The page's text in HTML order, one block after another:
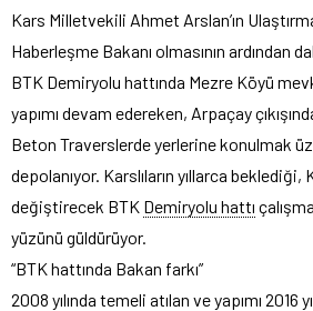
Kars Milletvekili Ahmet Arslan’ın
Haberleşme Bakanı olmasının ardından
BTK Demiryolu hattında Mezre Köyü
yapımı devam edereken, Arpaçay
Beton Traverslerde yerlerine konulmak
depolanıyor. Karslıların yıllarca beklediği,
değiştirecek BTK Demiryolu hattı
yüzünü güldürüyor.
“BTK hattında Bakan farkı”
2008 yılında temeli atılan ve yapımı 2016